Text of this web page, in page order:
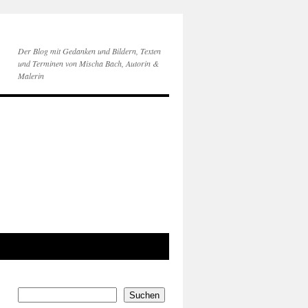
Der Blog mit Gedanken und Bildern, Texten
und Terminen von Mischa Bach, Autorin &
Malerin
Suchen